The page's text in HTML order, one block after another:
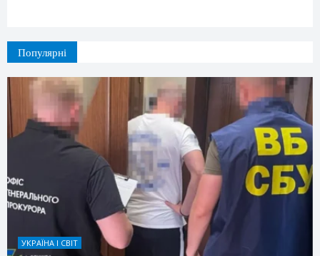
Популярні
УКРАЇНА І СВІТ